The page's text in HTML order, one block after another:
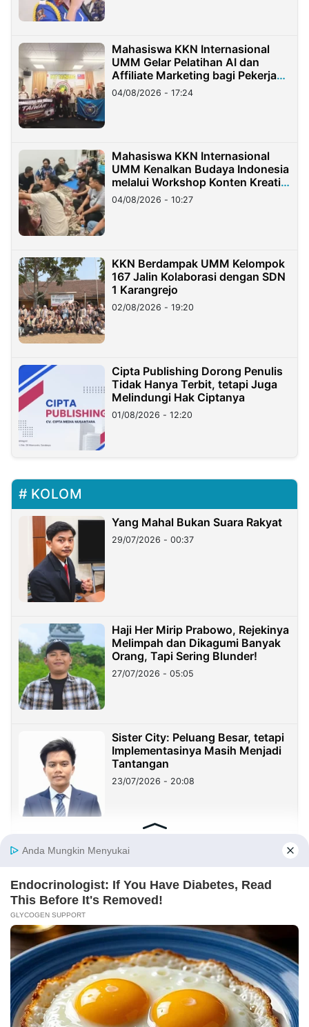
Mahasiswa KKN Internasional
UMM Gelar Pelatihan AI dan
Affiliate Marketing bagi Pekerja
Migran Indonesia di Taiwan
04/08/2026 - 17:24
Mahasiswa KKN Internasional
UMM Kenalkan Budaya Indonesia
melalui Workshop Konten Kreatif
di Taiwan
04/08/2026 - 10:27
KKN Berdampak UMM Kelompok
167 Jalin Kolaborasi dengan SDN
1 Karangrejo
02/08/2026 - 19:20
Cipta Publishing Dorong Penulis
Tidak Hanya Terbit, tetapi Juga
Melindungi Hak Ciptanya
01/08/2026 - 12:20
KOLOM
Yang Mahal Bukan Suara Rakyat
29/07/2026 - 00:37
Haji Her Mirip Prabowo, Rejekinya
Melimpah dan Dikagumi Banyak
Orang, Tapi Sering Blunder!
27/07/2026 - 05:05
Sister City: Peluang Besar, tetapi
Implementasinya Masih Menjadi
Tantangan
23/07/2026 - 20:08
Sekolah Harus Berhenti Mengajar
untuk Nilai, Mulai Mendidik untuk
23/07/2026 - 19:59
Benang Merah Sindangkasih:
Dari Perintis Purwakarta hingga
KDM
21/07/2026 - 09:22